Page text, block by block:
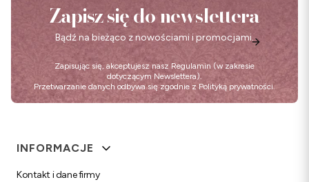
Zapisz się do newslettera
Bądź na bieżąco z nowościami i promocjami.
Zapisując się, akceptujesz nasz Regulamin (w zakresie
dotyczącym Newslettera).
Przetwarzanie danych odbywa się zgodnie z Polityką prywatności.
Linki w stopce
INFORMACJE
Kontakt i dane firmy